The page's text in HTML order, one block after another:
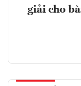
giải cho